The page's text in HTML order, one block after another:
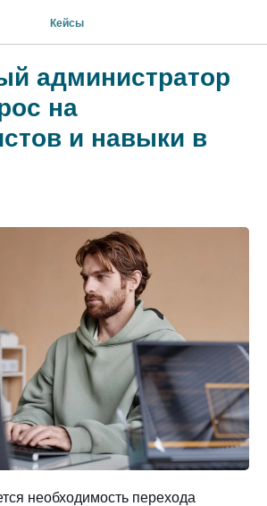
Кейсы
администратор
на
и навыки в
необходимость перехода